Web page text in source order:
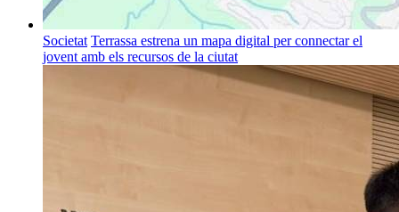
Societat Terrassa estrena un mapa digital per connectar el
jovent amb els recursos de la ciutat